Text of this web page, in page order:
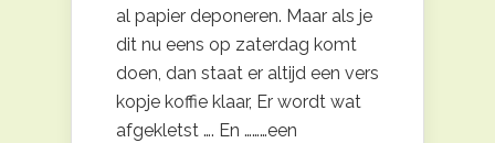
al papier deponeren. Maar als je
dit nu eens op zaterdag komt
doen, dan staat er altijd een vers
kopje koffie klaar, Er wordt wat
afgekletst …. En ………een